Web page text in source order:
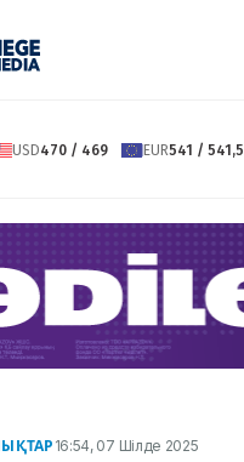
USD470 / 469 EUR541 / 541,5
16:54, 07 Шілде 2025